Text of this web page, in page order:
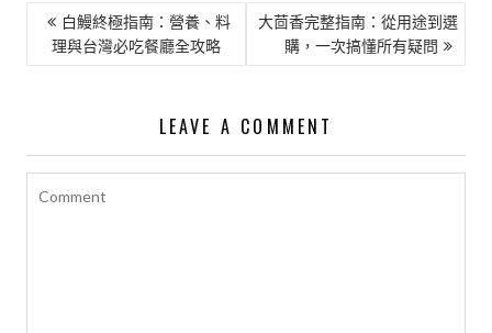
文
章
白鰻終極指南：營養、料
理與台灣必吃餐廳全攻略
大茴香完整指南：從用途到選
購，一次搞懂所有疑問
LEAVE A COMMENT